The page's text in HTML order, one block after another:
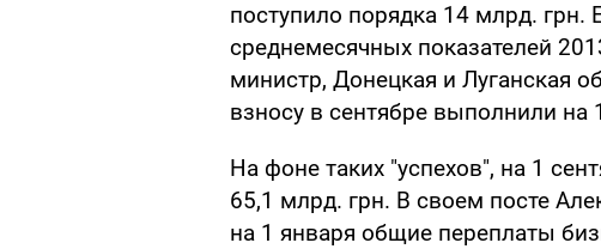
поступило порядка 14 млрд.
среднемесячных показателей
министр, Донецкая и Луганская
взносу в сентябре выполнили на
На фоне таких "успехов", на 1
65,1 млрд. грн. В своем посте
на 1 января общие переплаты